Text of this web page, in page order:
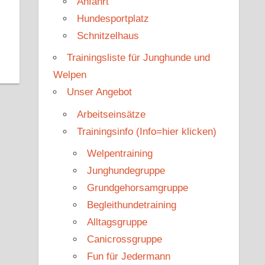
Hundesportplatz
Schnitzelhaus
Trainingsliste für Junghunde und
Welpen
Unser Angebot
Arbeitseinsätze
Trainingsinfo (Info=hier klicken)
Welpentraining
Junghundegruppe
Grundgehorsamgruppe
Begleithundetraining
Alltagsgruppe
Canicrossgruppe
Fun für Jedermann